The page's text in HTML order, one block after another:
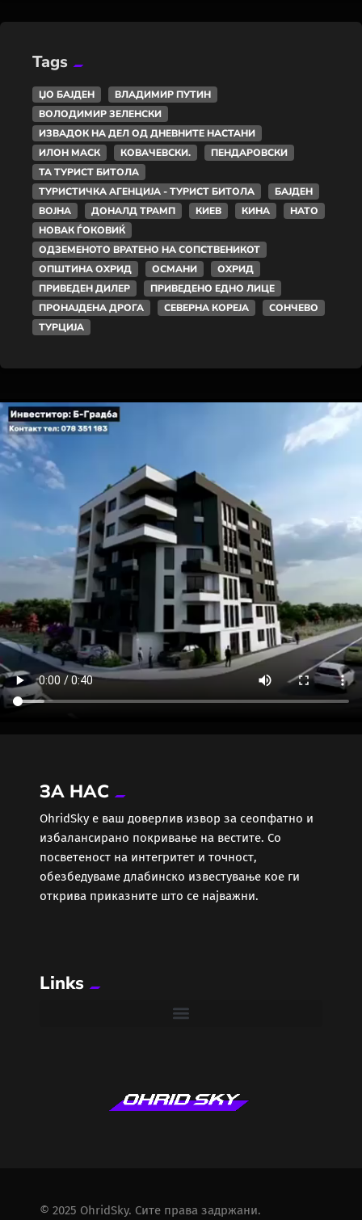
Tags
ЏО БАЈДЕН
ВЛАДИМИР ПУТИН
ВОЛОДИМИР ЗЕЛЕНСКИ
ИЗВАДОК НА ДЕЛ ОД ДНЕВНИТЕ НАСТАНИ
ИЛОН МАСК
КОВАЧЕВСКИ.
ПЕНДАРОВСКИ
ТА ТУРИСТ БИТОЛА
ТУРИСТИЧКА АГЕНЦИЈА - ТУРИСТ БИТОЛА
БАЈДЕН
ВОЈНА
ДОНАЛД ТРАМП КИЕВ КИНА
НАТО
НОВАК ЃОКОВИЌ
ОДЗЕМЕНОТО ВРАТЕНО НА СОПСТВЕНИКОТ
ОПШТИНА ОХРИД
ОСМАНИ
ОХРИД
ПРИВЕДЕН ДИЛЕР
ПРИВЕДЕНО ЕДНО ЛИЦЕ
ПРОНАЈДЕНА ДРОГА
СЕВЕРНА КОРЕЈА
СОНЧЕВО
ТУРЦИЈА
ЗА НАС
ОhridSky е ваш доверлив извор за сеопфатно и
избалансирано покривање на вестите. Со
посветеност на интегритет и точност,
обезбедуваме длабинско известување кое ги
открива приказните што се најважни.
Links
© 2025 OhridSky. Сите права задржани.